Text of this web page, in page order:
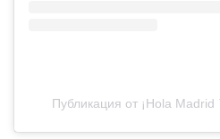
Публикация от ¡Hola